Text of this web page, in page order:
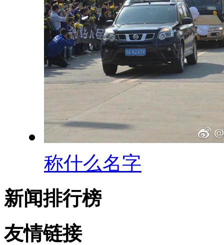
称什么名字
新闻排行榜
友情链接